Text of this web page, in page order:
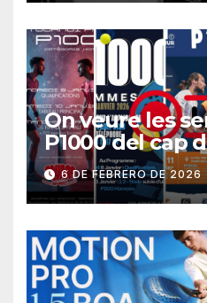
On veure les
P1000 del cap
6 DE FEBRERO DE 2026